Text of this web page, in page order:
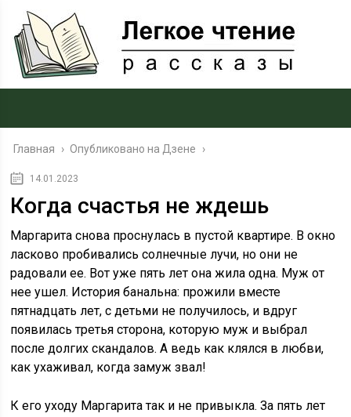
Главная › Опубликовано на Дзене ›
14.01.2023
Когда счастья не ждешь
Маргарита снова проснулась в пустой квартире. В окно
ласково пробивались солнечные лучи, но они не
радовали ее. Вот уже пять лет она жила одна. Муж от
нее ушел. История банальна: прожили вместе
пятнадцать лет, с детьми не получилось, и вдруг
появилась третья сторона, которую муж и выбрал
после долгих скандалов. А ведь как клялся в любви,
как ухаживал, когда замуж звал!
К его уходу Маргарита так и не привыкла. За пять лет